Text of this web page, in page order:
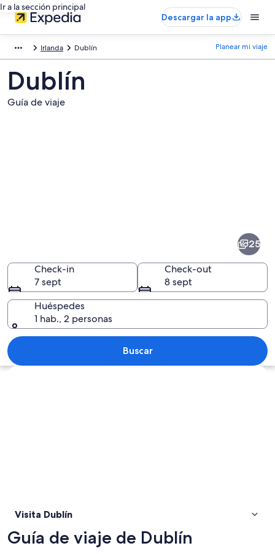
Ir a la sección principal
Descargar la app
Irlanda Dublín Planear mi viaje
Dublín
Guía de viaje
Una calle urbana con edificios
25
Check-in
7 sept
Check-out
8 sept
Huéspedes
1 hab., 2 personas
Buscar
Ver mapa
Visita Dublín
Guía de viaje de Dublín